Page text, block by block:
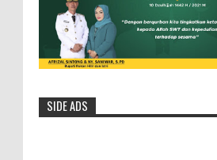
HM Wardan : Ambil
SIDE ADS